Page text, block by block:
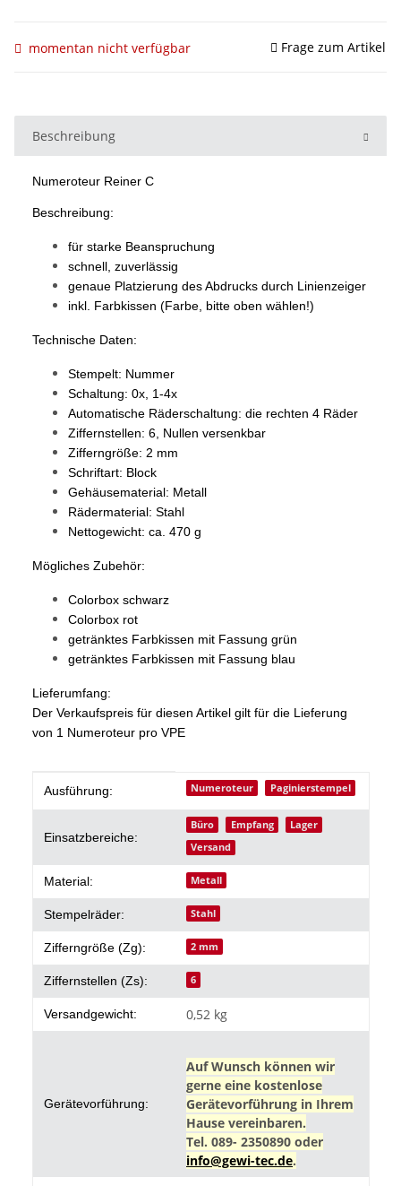
momentan nicht verfügbar Frage zum Artikel
Beschreibung
Numeroteur Reiner C
Beschreibung:
für starke Beanspruchung
schnell, zuverlässig
genaue Platzierung des Abdrucks durch Linienzeiger
inkl. Farbkissen (Farbe, bitte oben wählen!)
Technische Daten:
Stempelt: Nummer
Schaltung: 0x, 1-4x
Automatische Räderschaltung: die rechten 4 Räder
Ziffernstellen: 6, Nullen versenkbar
Zifferngröße: 2 mm
Schriftart: Block
Gehäusematerial: Metall
Rädermaterial: Stahl
Nettogewicht: ca. 470 g
Mögliches Zubehör:
Colorbox schwarz
Colorbox rot
getränktes Farbkissen mit Fassung grün
getränktes Farbkissen mit Fassung blau
Lieferumfang:
Der Verkaufspreis für diesen Artikel gilt für die Lieferung
von 1 Numeroteur pro VPE
Produkteigenschaft
Wert
Ausführung: Numeroteur Paginierstempel
Einsatzbereiche:
Büro Empfang
Lager
Versand
Material: Metall
Stempelräder: Stahl
Zifferngröße (Zg): 2 mm
Ziffernstellen (Zs): 6
Versandgewicht: 0,52 kg
Gerätevorführung:
Auf Wunsch können wir
gerne eine kostenlose
Gerätevorführung in Ihrem
Hause vereinbaren.
Tel. 089- 2350890 oder
info@gewi-tec.de.